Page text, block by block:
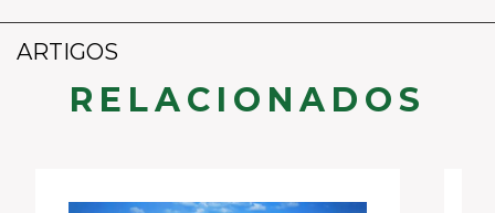
ARTIGOS
RELACIONADOS